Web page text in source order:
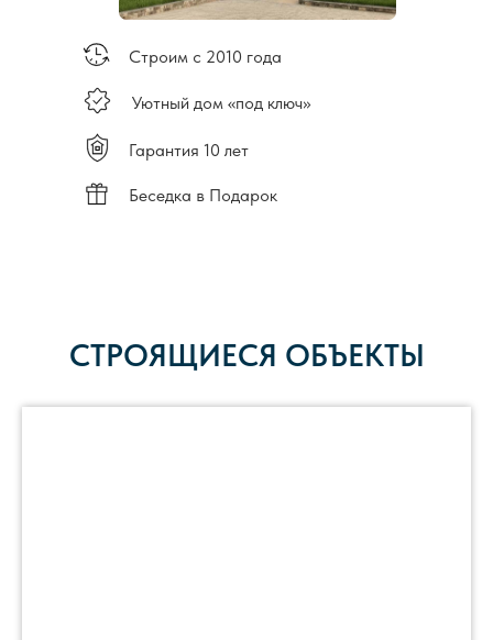
Строим с 2010 года
Уютный дом «под ключ»
Гарантия 10 лет
Беседка в Подарок
СТРОЯЩИЕСЯ ОБЪЕКТЫ